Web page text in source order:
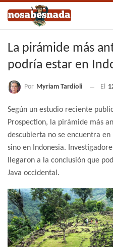
La pirámide más
podría estar en
Por Myriam Tardioli El
Según un estudio reciente
Prospection, la pirámide más
descubierta no se encuentra
sino en Indonesia.
llegaron a la conclusión que
Java occidental.